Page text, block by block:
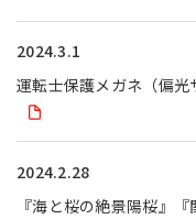
2024.3.1
運転士保護メガネ（偏
2024.2.28
『海と桜の絶景陽桜』